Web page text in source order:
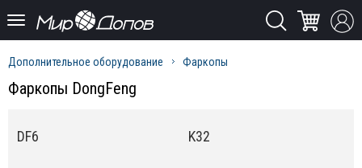
Дополнительное оборудование Фаркопы
Фаркопы DongFeng
DF6 K32